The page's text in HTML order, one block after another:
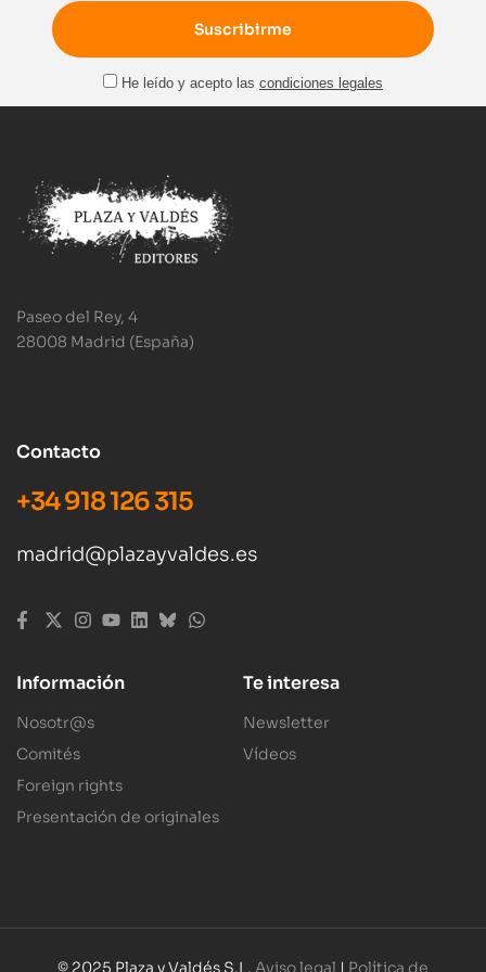
He leído y acepto las condiciones legales
Paseo del Rey, 4
28008 Madrid (España)
Contacto
+34 918 126 315
madrid@plazayvaldes.es
Información
Nosotr@s
Comités
Foreign rights
Presentación de originales
Te interesa
Newsletter
Vídeos
© 2025 Plaza y Valdés S.L. Aviso legal | Política de